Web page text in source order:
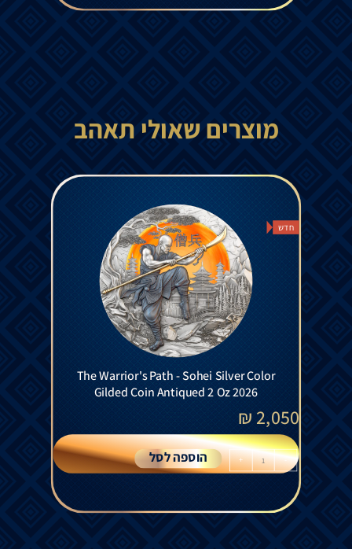
מוצרים שאולי תאהב
חדש
The Warrior's Path - Sohei Silver Color
Gilded Coin Antiqued 2 Oz 2026
2,050
₪
-
+ הוספה לסל